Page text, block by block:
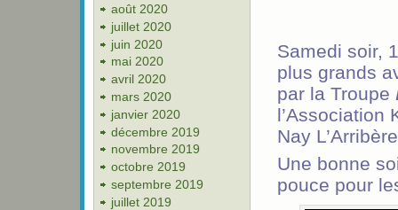
août 2020
juillet 2020
juin 2020
mai 2020
avril 2020
mars 2020
janvier 2020
décembre 2019
novembre 2019
octobre 2019
septembre 2019
juillet 2019
Samedi soir,
plus grands
par la Troupe
l’Association
Nay
Une bonne
pouce pour